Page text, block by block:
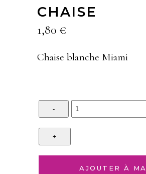
CHAISE
1,80 €
Chaise blanche Miami
Quantity
AJOUTER À MA